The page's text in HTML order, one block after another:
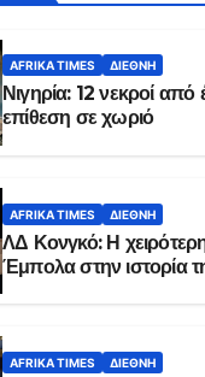
AFRIKA TIMES ΔΙΕΘΝΉ
Νιγηρία: 12 νεκροί από
επίθεση σε χωριό
AFRIKA TIMES ΔΙΕΘΝΉ
ΛΔ Κονγκό: Η
Έμπολα στην ιστορία
AFRIKA TIMES ΔΙΕΘΝΉ